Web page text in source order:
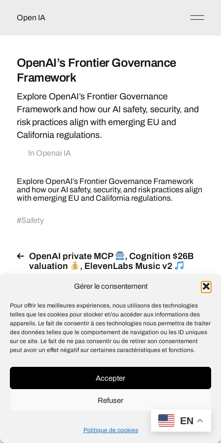
Gérer le consentement
Pour offrir les meilleures expériences, nous utilisons des technologies
telles que les cookies pour stocker et/ou accéder aux informations des
appareils. Le fait de consentir à ces technologies nous permettra de traiter
des données telles que le comportement de navigation ou les ID uniques
sur ce site. Le fait de ne pas consentir ou de retirer son consentement
peut avoir un effet négatif sur certaines caractéristiques et fonctions.
Accepter
Refuser
Politique de cookies
Open IA
OpenAI’s Frontier Governance
Framework
Explore OpenAI’s Frontier Governance
Framework and how our AI safety, security, and
risk practices align with emerging EU and
California regulations.
In Openai IA
Explore OpenAI’s Frontier Governance Framework
and how our AI safety, security, and risk practices align
with emerging EU and California regulations.
#Safety
OpenAI private MCP
, Cognition $26B
valuation
, ElevenLabs Music v2
MUFG aims to become AI-native with
© 2026Open IA
Design
Jean-Louis Maso
EN